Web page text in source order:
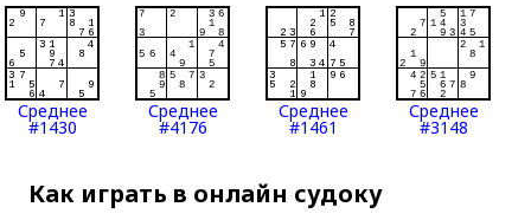
Среднее
#1430
Среднее
#4176
Среднее
#1461
Среднее
#3148
Как играть в онлайн судоку